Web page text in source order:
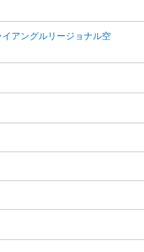
アングルリージョナル空